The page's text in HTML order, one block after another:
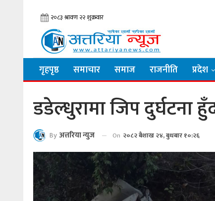
गृहपृष्ठ समाचार समाज राजनीति प्रदेश
डडेल्धुरामा जिप दुर्घटना
By अत्तरिया न्युज On २०८२ बैशाख २४, बुधबार १०:२६